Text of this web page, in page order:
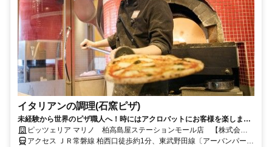
イタリアンの調理(石窯ピザ)
未経験から世界のピザ職人へ！時にはアクロバットにお客様を楽しませ
るエンターテイメントな調理staff
ピッツェリア マリノ 柏高島屋ステーションモール店 【株式会社
マリノ】
アクセス ＪＲ常磐線 柏西口徒歩約1分、東武野田線〔アーバンパーク